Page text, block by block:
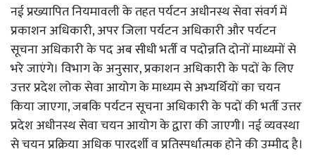
नई प्रख्यापित नियमावली के तहत पर्यटन अधीनस्थ सेवा संवर्ग में
प्रकाशन अधिकारी, अपर जिला पर्यटन अधिकारी और पर्यटन
सूचना अधिकारी के पद अब सीधी भर्ती व पदोन्नति दोनों माध्यमों से
भरे जाएंगे। विभाग के अनुसार, प्रकाशन अधिकारी के पदों के लिए
उत्तर प्रदेश लोक सेवा आयोग के माध्यम से अभ्यर्थियों का चयन
किया जाएगा, जबकि पर्यटन सूचना अधिकारी के पदों की भर्ती उत्तर
प्रदेश अधीनस्थ सेवा चयन आयोग के द्वारा की जाएगी। नई व्यवस्था
से चयन प्रक्रिया अधिक पारदर्शी व प्रतिस्पर्धात्मक होने की उम्मीद है।